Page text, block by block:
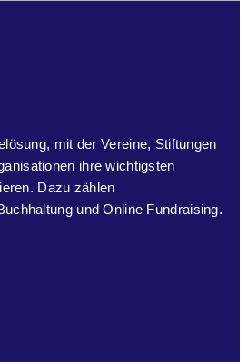
mit der Vereine, Stiftungen
ihre wichtigsten
Dazu zählen
und Online Fundraising.